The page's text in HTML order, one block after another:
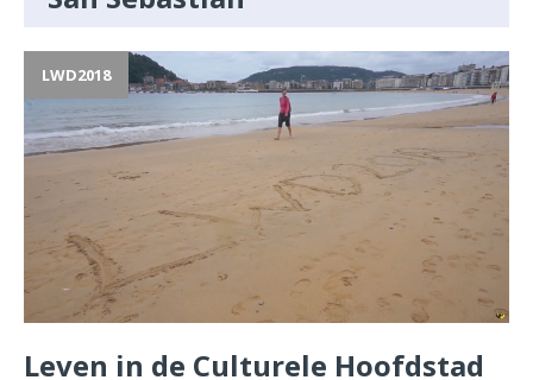
LWD2018
Leven in de Culturele Hoofdstad